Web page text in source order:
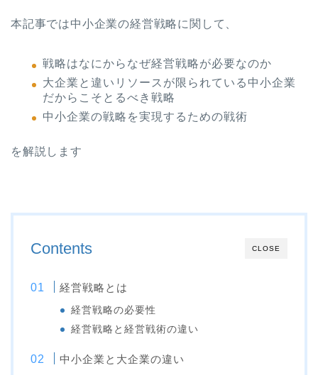
本記事では中小企業の経営戦略に関して、
戦略はなにからなぜ経営戦略が必要なのか
大企業と違いリソースが限られている中小企業
だからこそとるべき戦略
中小企業の戦略を実現するための戦術
を解説します
CLOSE
Contents
経営戦略とは
経営戦略の必要性
経営戦略と経営戦術の違い
中小企業と大企業の違い